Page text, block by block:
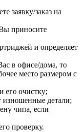
заявку/заказ на
приносите
и определяет
в офисе/дома, то
место размером с
его очистку;
изношенные детали;
чипа, если
проверку.